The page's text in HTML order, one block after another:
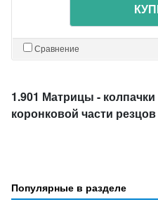
Сравнение
1.901 Матрицы -
коронковой части резцов
Популярные в разделе